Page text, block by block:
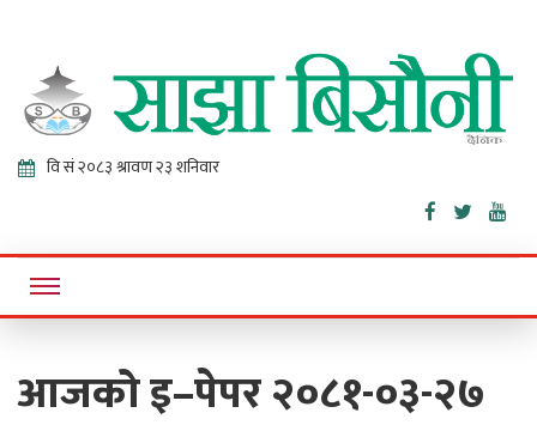
Sajha
Bisaunee
Online News Portal
आजको इ–पेपर २०८१-०३-२७